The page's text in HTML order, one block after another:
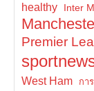
healthy Inter
Premier
West Ham กา